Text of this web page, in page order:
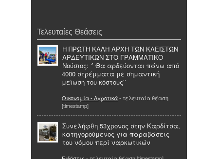
Τελευταίες Θεάσεις
Η ΠΡΩΤΗ ΚΑΛΗ ΑΡΧΗ ΤΩΝ ΚΛΕΙΣΤΩΝ
ΑΡΔΕΥΤΙΚΩΝ ΣΤΟ ΓΡΑΜΜΑΤΙΚΟ
Νούσιος: ‘’ Θα αρδεύονται πάνω από
4000 στρέμματα με σημαντική
μείωση του κόστους’’
Οικονομία - Αγροτικά- τελευταία θέαση
[timestamp]
Συνελήφθη 53χρονος στην Καρδίτσα,
κατηγορούμενος για παραβάσεις
του νόμου περί ναρκωτικών